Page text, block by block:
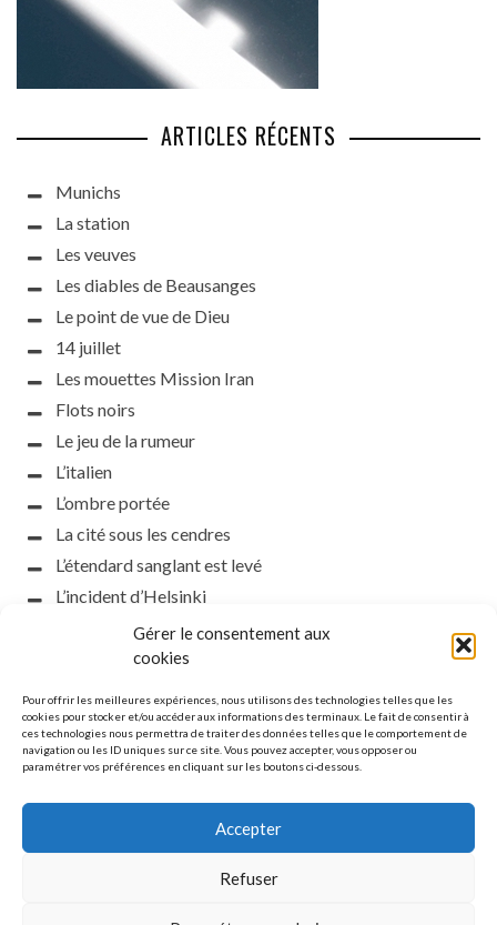
Gérer le consentement aux
cookies
Pour offrir les meilleures expériences, nous utilisons des technologies telles que les
cookies pour stocker et/ou accéder aux informations des terminaux. Le fait de consentir à
ces technologies nous permettra de traiter des données telles que le comportement de
navigation ou les ID uniques sur ce site. Vous pouvez accepter, vous opposer ou
paramétrer vos préférences en cliquant sur les boutons ci-dessous.
Accepter
Refuser
ARTICLES RÉCENTS
Munichs
La station
Les veuves
Les diables de Beausanges
Le point de vue de Dieu
14 juillet
Les mouettes Mission Iran
Flots noirs
Le jeu de la rumeur
L’italien
L’ombre portée
La cité sous les cendres
L’étendard sanglant est levé
L’incident d’Helsinki
la petite fasciste
Toutes les nuances de la nuit
Que s’obscurcissent le soleil et la lumière
Le silence